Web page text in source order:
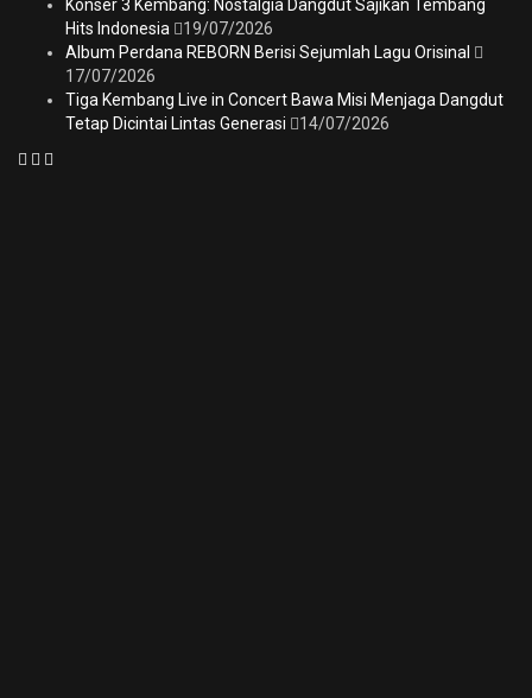
Konser 3 Kembang: Nostalgia Dangdut Sajikan Tembang
Hits Indonesia
19/07/2026
Album Perdana REBORN Berisi Sejumlah Lagu Orisinal
17/07/2026
Tiga Kembang Live in Concert Bawa Misi Menjaga Dangdut
Tetap Dicintai Lintas Generasi
14/07/2026